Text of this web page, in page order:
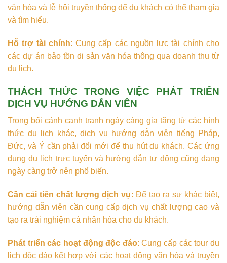
văn hóa và lễ hội truyền thống để du khách có thể tham gia
và tìm hiểu.
Hỗ trợ tài chính: Cung cấp các nguồn lực tài chính cho
các dự án bảo tồn di sản văn hóa thông qua doanh thu từ
du lịch.
THÁCH THỨC TRONG VIỆC PHÁT TRIỂN
DỊCH VỤ HƯỚNG DẪN VIÊN
Trong bối cảnh cạnh tranh ngày càng gia tăng từ các hình
thức du lịch khác, dịch vụ hướng dẫn viên tiếng Pháp,
Đức, và Ý cần phải đổi mới để thu hút du khách. Các ứng
dụng du lịch trực tuyến và hướng dẫn tự động cũng đang
ngày càng trở nên phổ biến.
Cần cải tiến chất lượng dịch vụ: Để tạo ra sự khác biệt,
hướng dẫn viên cần cung cấp dịch vụ chất lượng cao và
tạo ra trải nghiệm cá nhân hóa cho du khách.
Phát triển các hoạt động độc đáo: Cung cấp các tour du
lịch độc đáo kết hợp với các hoạt động văn hóa và truyền